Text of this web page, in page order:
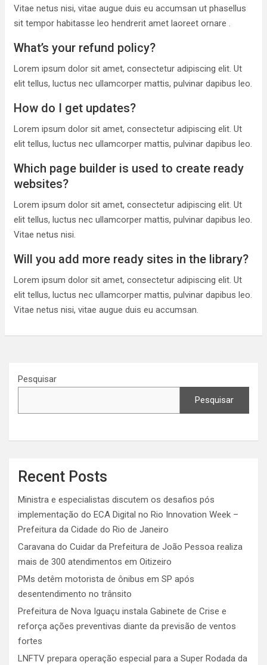
Vitae netus nisi, vitae augue duis eu accumsan ut phasellus
sit tempor habitasse leo hendrerit amet laoreet ornare .
What’s your refund policy?
Lorem ipsum dolor sit amet, consectetur adipiscing elit. Ut
elit tellus, luctus nec ullamcorper mattis, pulvinar dapibus leo.
How do I get updates?
Lorem ipsum dolor sit amet, consectetur adipiscing elit. Ut
elit tellus, luctus nec ullamcorper mattis, pulvinar dapibus leo.
Which page builder is used to create ready
websites?
Lorem ipsum dolor sit amet, consectetur adipiscing elit. Ut
elit tellus, luctus nec ullamcorper mattis, pulvinar dapibus leo.
Vitae netus nisi.
Will you add more ready sites in the library?
Lorem ipsum dolor sit amet, consectetur adipiscing elit. Ut
elit tellus, luctus nec ullamcorper mattis, pulvinar dapibus leo.
Vitae netus nisi, vitae augue duis eu accumsan.
Pesquisar
Pesquisar
Recent Posts
Ministra e especialistas discutem os desafios pós
implementação do ECA Digital no Rio Innovation Week –
Prefeitura da Cidade do Rio de Janeiro
Caravana do Cuidar da Prefeitura de João Pessoa realiza
mais de 300 atendimentos em Oitizeiro
PMs detêm motorista de ônibus em SP após
desentendimento no trânsito
Prefeitura de Nova Iguaçu instala Gabinete de Crise e
reforça ações preventivas diante da previsão de ventos
fortes
LNFTV prepara operação especial para a Super Rodada da